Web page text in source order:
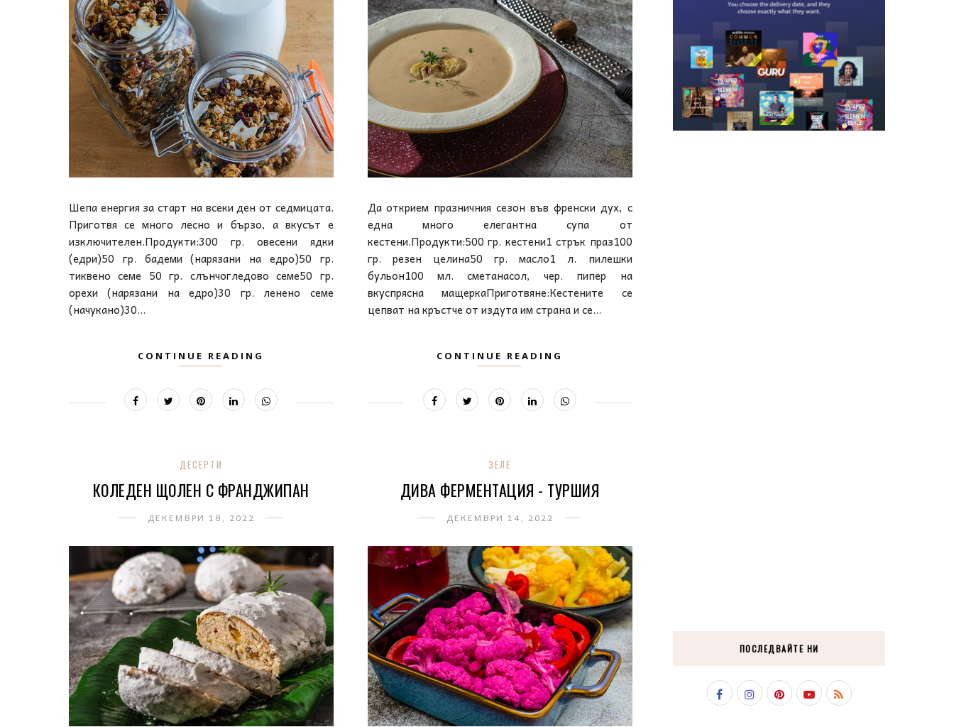
Шепа енергия за старт на всеки ден от седмицата.
Приготвя се много лесно и бързо, а вкусът е
изключителен.Продукти:300 гр. овесени ядки
(едри)50 гр. бадеми (нарязани на едро)50 гр.
тиквено семе 50 гр. слънчогледово семе50 гр.
орехи (нарязани на едро)30 гр. ленено семе
(начукано)30...
CONTINUE READING
Да открием празничния сезон във френски дух, с
една много елегантна супа от
кестени.Продукти:500 гр. кестени1 стрък праз100
гр. резен целина50 гр. масло1 л. пилешки
бульон100 мл. сметанасол, чер. пипер на
вкуспрясна мащеркаПриготвяне:Кестените се
цепват на кръстче от издута им страна и се...
CONTINUE READING
ДЕСЕРТИ
КОЛЕДЕН ЩОЛЕН С ФРАНДЖИПАН
ДЕКЕМВРИ 18, 2022
ЗЕЛЕ
ДИВА ФЕРМЕНТАЦИЯ - ТУРШИЯ
ДЕКЕМВРИ 14, 2022
ПОСЛЕДВАЙТЕ НИ